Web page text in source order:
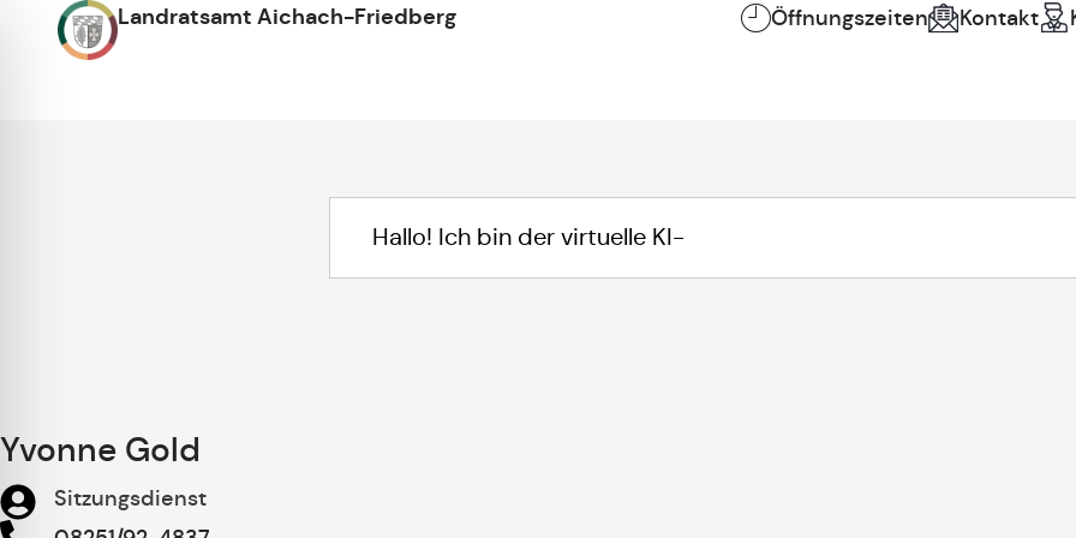
Landratsamt Aichach-Friedberg Öffnungszeiten Kontakt
Yvonne Gold
Sitzungsdienst